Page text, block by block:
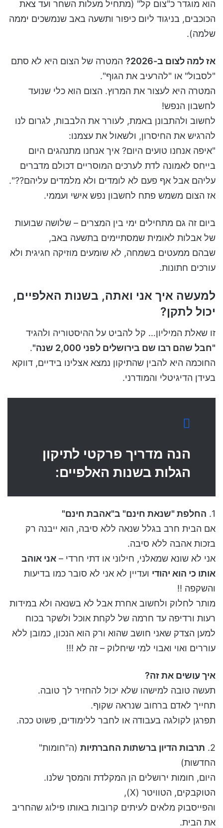
הוא מוגדר כ"צום קל" (מתחיל מעלות השחר ועד צאת
הכוכבים, בניגוד ליום כיפור ותשעה באב שנמשכים יממה
שלמה).
אז למה לצום ב-2026?
המטרה של הצום היא לא סתם
"לסבול" או "להרעיב את הגוף".
המטרה היא לעצור את המרוץ. הצום הוא כלי שנועד
לחשבון הנפש!
לחשוב ולהתבונן באמת, לעורר את הלבבות, לגרום לנו
להרגיש את החיסרון, ולשאול את עצמנו:
"איפה אנחנו טועים היום? איך אנחנו מתנהגים היום
בייחס לאמונה לדת לערכים המוסריים דכולם מדברים
עליהם אבל אף פעם לא לומדים ולא מלמדים עליהם??".
אז הצום משמש פתח לחשבון נפש אישי ועממי.
ביום זה גם מתחילים ימי בין המצרים – שלושה שבועות
של אבלות לאומית שמסתיימים בתשעה באב,
שבהם ממעטים בשמחה, לא שומעים מוזיקה חגיגית ולא
עורכים חתונות.
למעשה איך אני ואתה, בשנות האלפיים,
יכול לתקן?
זו שאלת המיליון… קל להביט על ההיסטוריה ולהגיד
"חבל שהם רבו שם בירושלים לפני 2,000 שנה"
.
החוכמה היא להבין שהתיקון נמצא אצלינו בידיים, דווקא
בעידן הדיגיטלי והמודרני.
הנה מדריך פרקטי לתיקון
הגלות בשנות האלפיים:
1. החלפת "שנאת חינם" ב"אהבת חינם"
אם הבית חרב בגלל שנאה ללא סיבה, הוא ייבנה רק
בזכות אהבה ללא סיבה.
אני לא שונא שמאלני, חילוני או דתי חרדי – אני אוהב
אותו כי הוא יהודי ועדיין לא אני לא סובר כמו בדיעות
והשקפה !!
מותר לחלוק ולחשוב אחרת אבל לא בשנאה ולא במידות
רעות ורדיפה עד חרמה של לקחת אוכל ולשקר בכוח
למען הצדק שאני חושב שהוא ורק הוא הנכון, כמובן ללא
עוררים ואוי ואבוי למי שיחלוק – זה לא !!!
איך עושים את זה?
תעשה טובה למישהו שלא יכול להחזיר לך טובה.
תחייך לאדם ברחוב שנראה שקוף.
תפרגן לקולגה בעבודה או לחבר ללימודים, פשוט ככה.
2. תרבות הדיון ברשתות החברתיות (ה"חומות"
החדשות)
היום, חומות ירושלים הן המקלדת והמסך שלנו.
הטוקבקים, הטוויטר (X),
והפייסבוק מלאים לעיתים קרובות באותו פילוג שהחריב
את הבית.